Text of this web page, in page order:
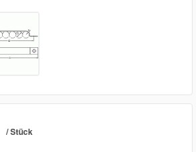
/ Stück